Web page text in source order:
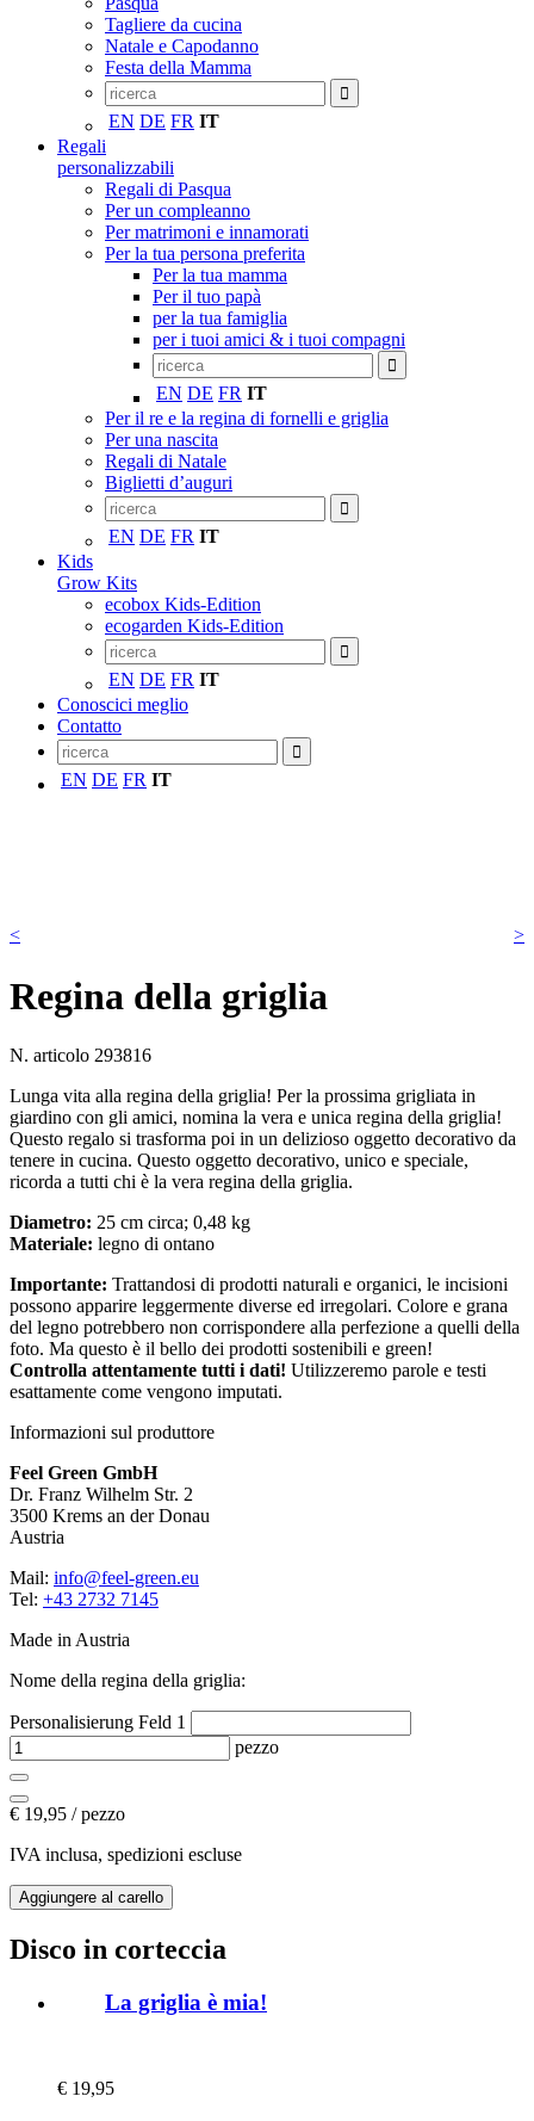
Tagliere da cucina
Natale e Capodanno
Festa della Mamma
EN DE FR IT
Regali
personalizzabili
Regali di Pasqua
Per un compleanno
Per matrimoni e innamorati
Per la tua persona preferita
Per la tua mamma
Per il tuo papà
per la tua famiglia
per i tuoi amici & i tuoi compagni
EN DE FR IT
Per il re e la regina di fornelli e griglia
Per una nascita
Regali di Natale
Biglietti d’auguri
EN DE FR IT
Kids
Grow Kits
ecobox Kids-Edition
ecogarden Kids-Edition
EN DE FR IT
Conoscici meglio
Contatto
EN DE FR IT
< >
Regina della griglia
N. articolo 293816
Lunga vita alla regina della griglia! Per la prossima grigliata in
giardino con gli amici, nomina la vera e unica regina della griglia!
Questo regalo si trasforma poi in un delizioso oggetto decorativo da
tenere in cucina. Questo oggetto decorativo, unico e speciale,
ricorda a tutti chi è la vera regina della griglia.
Diametro: 25 cm circa; 0,48 kg
Materiale: legno di ontano
Importante: Trattandosi di prodotti naturali e organici, le incisioni
possono apparire leggermente diverse ed irregolari. Colore e grana
del legno potrebbero non corrispondere alla perfezione a quelli della
foto. Ma questo è il bello dei prodotti sostenibili e green!
Controlla attentamente tutti i dati! Utilizzeremo parole e testi
esattamente come vengono imputati.
Informazioni sul produttore
Feel Green GmbH
Dr. Franz Wilhelm Str. 2
3500 Krems an der Donau
Austria
Mail: info@feel-green.eu
Tel: +43 2732 7145
Made in Austria
Nome della regina della griglia:
Personalisierung Feld 1
pezzo
€ 19,95 / pezzo
IVA inclusa, spedizioni escluse
Disco in corteccia
La griglia è mia!
€ 19,95